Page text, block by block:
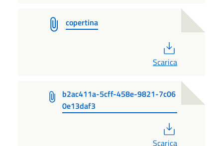
copertina
Scarica
b2ac411a-5cff-458e-9821-7c06
0e13daf3
Scarica